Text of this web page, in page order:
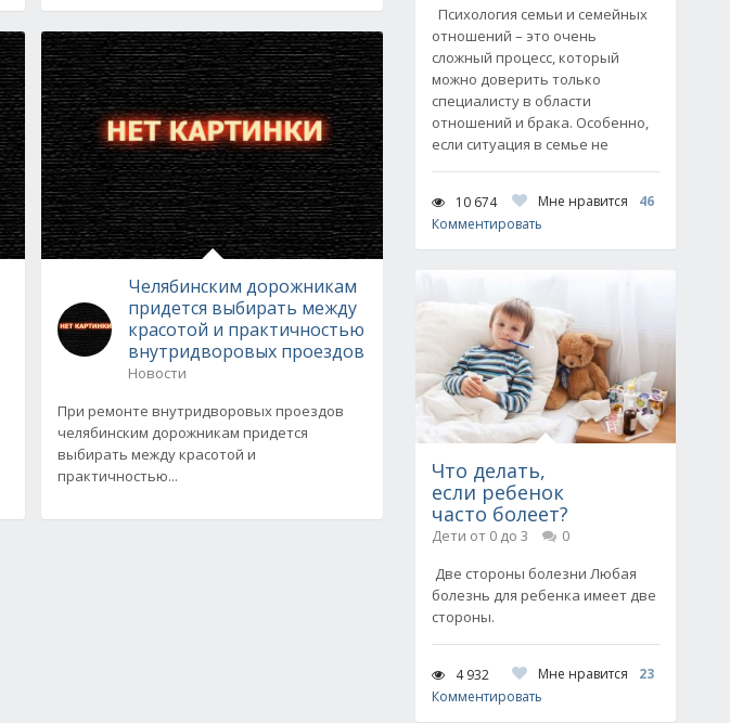
Челябинским дорожникам
придется выбирать между
красотой и практичностью
внутридворовых проездов
Новости
При ремонте внутридворовых проездов
челябинским дорожникам придется
выбирать между красотой и
практичностью...
Психология семьи и семейных
отношений – это очень
сложный процесс, который
можно доверить только
специалисту в области
отношений и брака. Особенно,
если ситуация в семье не
10 674 Мне нравится
46
Комментировать
Что делать,
если ребенок
часто болеет?
Дети от 0 до 3
0
Две стороны болезни Любая
болезнь для ребенка имеет две
стороны.
4 932 Мне нравится
23
Комментировать